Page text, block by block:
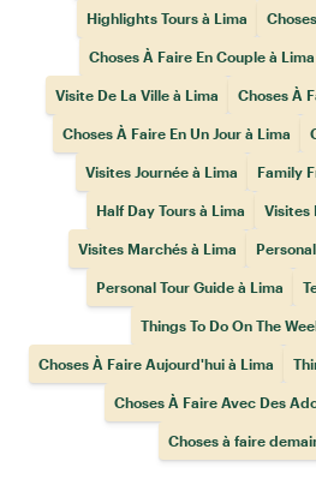
Highlights Tours à Lima
Choses À Faire En Couple à Lima
Visite De La Ville à Lima Choses À
Choses À Faire En Un Jour à Lima
Visites Journée à Lima Family
Half Day Tours à Lima Visites
Visites Marchés à Lima
Personal Tour Guide à Lima
Things To Do On The
Choses À Faire Aujourd'hui à Lima
Choses À Faire Avec Des
Choses à faire